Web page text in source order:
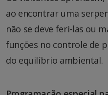
ao encontrar uma
não se deve feri-las ou
funções no controle de
do equilíbrio ambiental.